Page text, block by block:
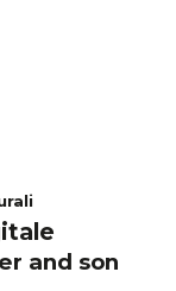
and son